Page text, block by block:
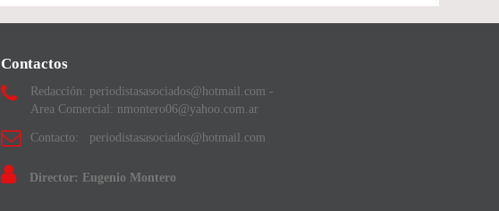
Contactos
Redacción: periodistasasociados@hotmail.com -
Area Comercial: nmontero06@yahoo.com.ar
Contacto: periodistasasociados@hotmail.com
Director: Eugenio Montero